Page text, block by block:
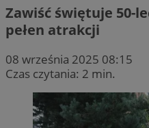
Zawiść świętuje 50-
pełen atrakcji
08 września 2025 08:15
Czas czytania: 2 min.